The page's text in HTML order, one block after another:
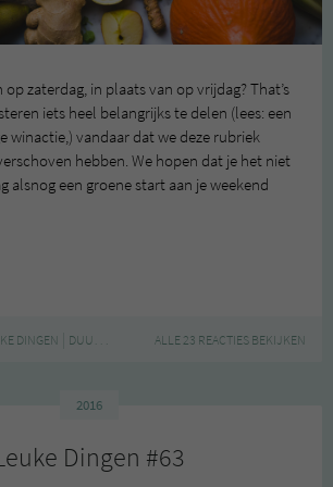
op zaterdag, in plaats van op vrijdag? That’s
iets heel belangrijks te delen (lees: een
winactie,) vandaar dat we deze rubriek
hebben. We hopen dat je het niet
alsnog een groene start aan je weekend
DINGEN DUURZAAM GROEN,LEUKE DINGEN,NIEUWS
ALLE 23 REACTIES BEKIJKEN
2016
Dingen #63